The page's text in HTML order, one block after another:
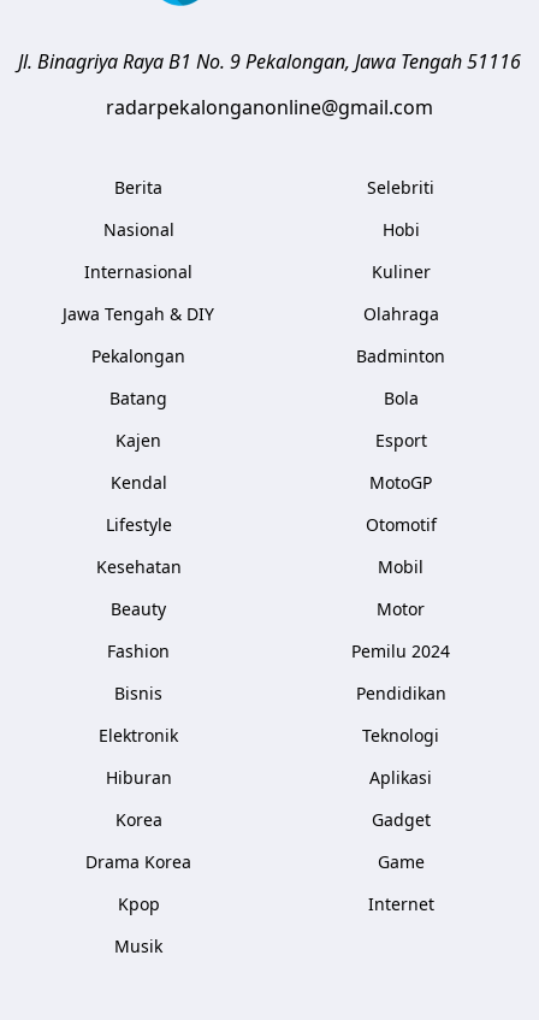
Jl. Binagriya Raya B1 No. 9Pekalongan, Jawa Tengah51116
radarpekalonganonline@gmail.com
Berita
Nasional
Internasional
Jawa Tengah & DIY
Pekalongan
Batang
Kajen
Kendal
Lifestyle
Kesehatan
Beauty
Fashion
Bisnis
Elektronik
Hiburan
Korea
Drama Korea
Kpop
Musik
Selebriti
Hobi
Kuliner
Olahraga
Badminton
Bola
Esport
MotoGP
Otomotif
Mobil
Motor
Pemilu 2024
Pendidikan
Teknologi
Aplikasi
Gadget
Game
Internet